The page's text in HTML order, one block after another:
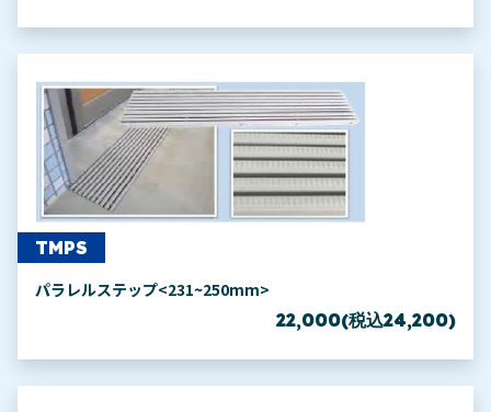
TMPS
パラレルステップ<231~250mm>
22,000(税込24,200)